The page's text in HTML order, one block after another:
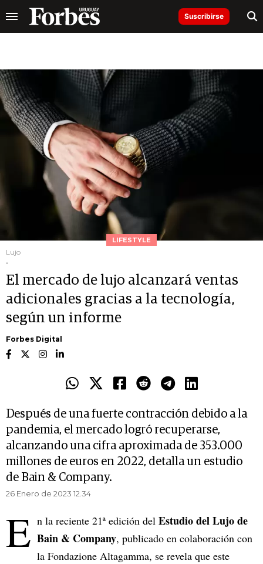
Suscribirse
LIFESTYLE
Lujo
.
El mercado de lujo alcanzará ventas
adicionales gracias a la tecnología,
según un informe
Forbes Digital
Después de una fuerte contracción debido a la
pandemia, el mercado logró recuperarse,
alcanzando una cifra aproximada de 353.000
millones de euros en 2022, detalla un estudio
de Bain & Company.
26 Enero de 2023 12.34
E n la reciente 21ª edición del Estudio del Lujo de
Bain & Company, publicado en colaboración con
la Fondazione Altagamma, se revela que este